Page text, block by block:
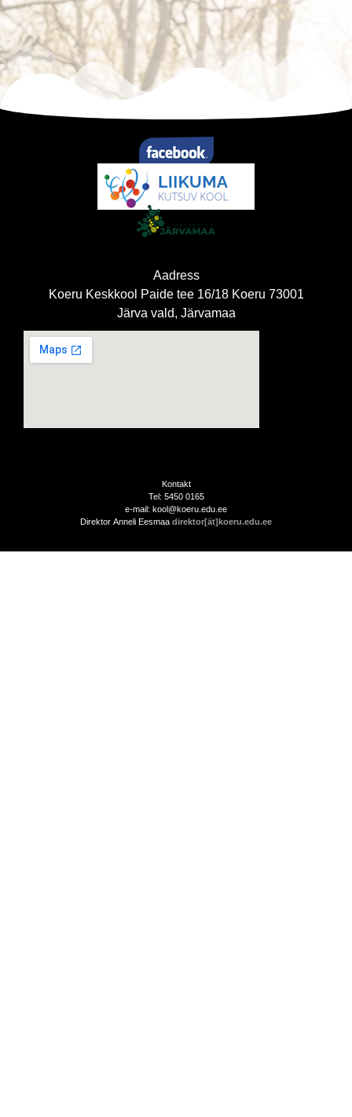
Aadress
Koeru Keskkool Paide tee 16/18 Koeru 73001
Järva vald, Järvamaa
Kontakt
Tel: 5450 0165
e-mail: kool@koeru.edu.ee
Direktor Anneli Eesmaa direktor[ät]koeru.edu.ee